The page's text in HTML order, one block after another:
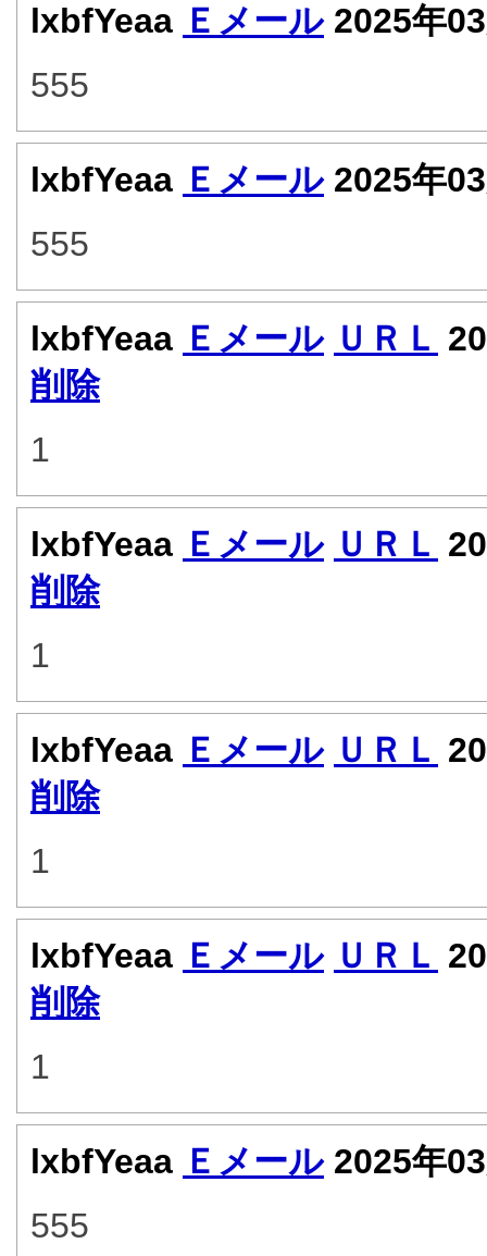
lxbfYeaa Ｅメール 2025年
555
lxbfYeaa Ｅメール 2025年
555
lxbfYeaa Ｅメール ＵＲＬ
削除
1
lxbfYeaa Ｅメール ＵＲＬ
削除
1
lxbfYeaa Ｅメール ＵＲＬ
削除
1
lxbfYeaa Ｅメール ＵＲＬ
削除
1
lxbfYeaa Ｅメール 2025年
555